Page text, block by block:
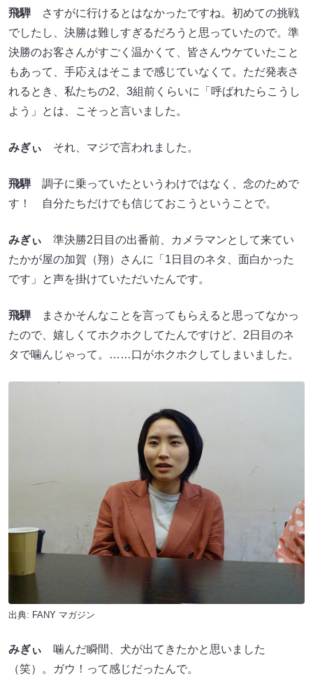
飛騨 さすがに行けるとはなかったですね。初めての挑戦
でしたし、決勝は難しすぎるだろうと思っていたので。準
決勝のお客さんがすごく温かくて、皆さんウケていたこと
もあって、手応えはそこまで感じていなくて。ただ発表さ
れるとき、私たちの2、3組前くらいに「呼ばれたらこうし
よう」とは、こそっと言いました。
みぎぃ それ、マジで言われました。
飛騨 調子に乗っていたというわけではなく、念のためで
す！ 自分たちだけでも信じておこうということで。
みぎぃ 準決勝2日目の出番前、カメラマンとして来てい
たかが屋の加賀（翔）さんに「1日目のネタ、面白かった
です」と声を掛けていただいたんです。
飛騨 まさかそんなことを言ってもらえると思ってなかっ
たので、嬉しくてホクホクしてたんですけど、2日目のネ
タで噛んじゃって。……口がホクホクしてしまいました。
出典: FANY マガジン
みぎぃ 噛んだ瞬間、犬が出てきたかと思いました
（笑）。ガウ！って感じだったんで。